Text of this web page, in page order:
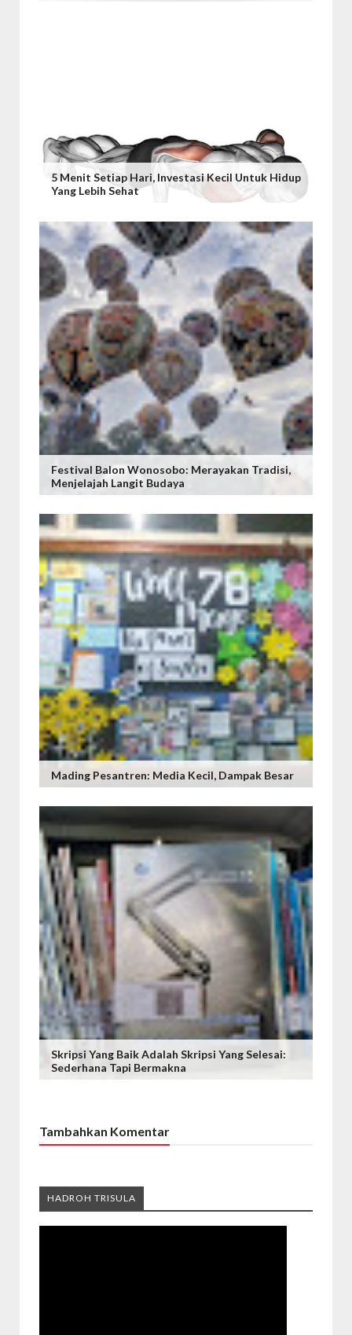
5 Menit Setiap Hari, Investasi Kecil Untuk Hidup
Yang Lebih Sehat
Festival Balon Wonosobo: Merayakan Tradisi,
Menjelajah Langit Budaya
Mading Pesantren: Media Kecil, Dampak Besar
Skripsi Yang Baik Adalah Skripsi Yang Selesai:
Sederhana Tapi Bermakna
Tambahkan Komentar
HADROH TRISULA